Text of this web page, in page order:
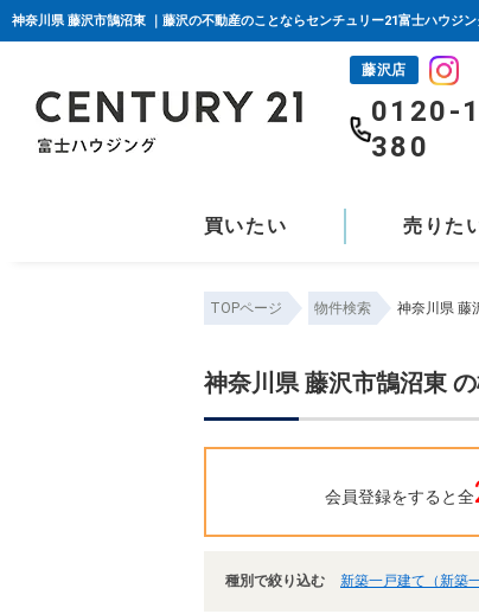
神奈川県 藤沢市鵠沼東 ｜藤沢の不動産のことならセンチュリー21富士ハウジン
藤沢店
0120-
380
買いたい 売りた
TOPページ 物件検索 神奈川県 藤
神奈川県 藤沢市鵠沼東
会員登録をすると全
種別で絞り込む 新築一戸建て（新築